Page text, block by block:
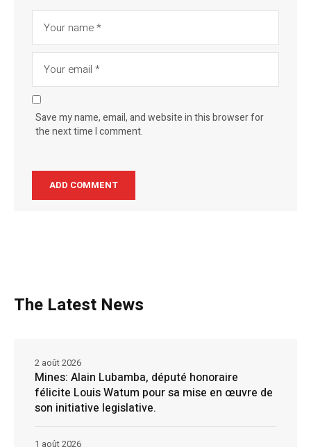
Save my name, email, and website in this browser for
the next time I comment.
The Latest News
Mines: Alain Lubamba, député honoraire
félicite Louis Watum pour sa mise en œuvre de
son initiative legislative.
2 août 2026
1 août 2026